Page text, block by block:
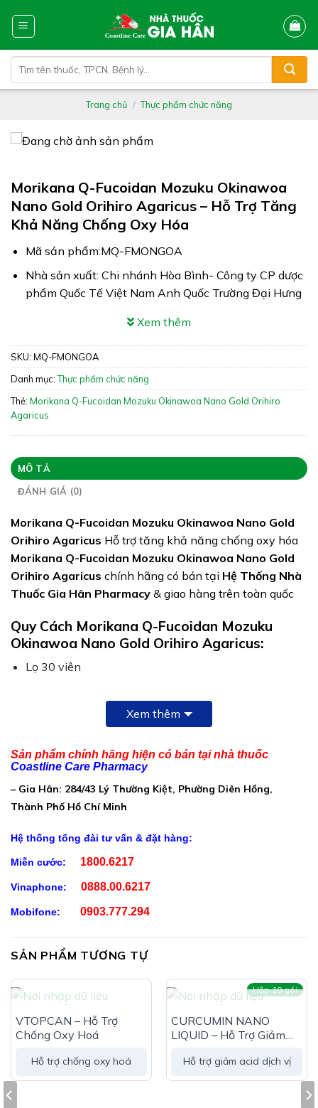
kiếm:
Trang chủ / Thực phẩm chức năng
Morikana Q-Fucoidan Mozuku Okinawoa
Nano Gold Orihiro Agaricus – Hỗ Trợ Tăng
Khả Năng Chống Oxy Hóa
Mã sản phẩm:MQ-FMONGOA
Nhà sản xuất: Chi nhánh Hòa Bình- Công ty CP dược
phẩm Quốc Tế Việt Nam Anh Quốc Trường Đại Hưng
Công dụng: Morikana Q-Fucoidan Mozuku Okinawoa
chống oxy hóa
Xuất xứ: Việt Nam
Giấy phép: 8883/2019/ĐKSP
Xem thêm
SKU: MQ-FMONGOA
Danh mục:Thực phẩm chức năng
Thẻ: Morikana Q-Fucoidan Mozuku Okinawoa Nano Gold Orihiro
Agaricus
MÔ TẢ
ĐÁNH GIÁ (0)
Morikana Q-Fucoidan Mozuku Okinawoa Nano Gold
Orihiro Agaricus Hỗ trợ tăng khả năng chống oxy hóa
Morikana Q-Fucoidan Mozuku Okinawoa Nano Gold
Orihiro Agaricus chính hãng có bán tại Hệ Thống Nhà
Thuốc Gia Hân Pharmacy & giao hàng trên toàn quốc
Quy Cách Morikana Q-Fucoidan Mozuku
Okinawoa Nano Gold Orihiro Agaricus:
Lọ 30 viên
Thành Phần Morikana Q-Fucoidan Mozuku
Okinawoa Nano Gold Orihiro Agaricus:
Bột tảo xoắn: 100mg
Sữa non: 50mg
Curcumin nano: 10mg
Glutathione: 500mcg
Phụ liệu: Lactose, magie lactate,talc vừa đủ 1 viên nang
Công Dụng Morikana Q-Fucoidan Mozuku
Đối Tượng Sử Dụng Morikana Q-Fucoidan
Mozuku Okinawoa Nano Gold Orihiro
Xem thêm
Sản phẩm chính hãng hiện có bán tại nhà thuốc
Coastline Care Pharmacy
– Gia Hân: 284/43 Lý Thường Kiệt, Phường Diên Hồng,
Thành Phố Hồ Chí Minh
Hệ thống tổng đài tư vấn & đặt hàng:
Miễn cước: 1800.6217
Vinaphone: 0888.00.6217
Mobifone: 0903.777.294
SẢN PHẨM TƯƠNG TỰ
HẾT HÀNG
VTOPCAN – Hỗ Trợ
Chống Oxy Hoá
Hỗ trợ chống oxy hoá
Hộp 10 gói
CURCUMIN NANO
LIQUID – Hỗ Trợ Giảm
Hỗ trợ giảm acid dịch vị